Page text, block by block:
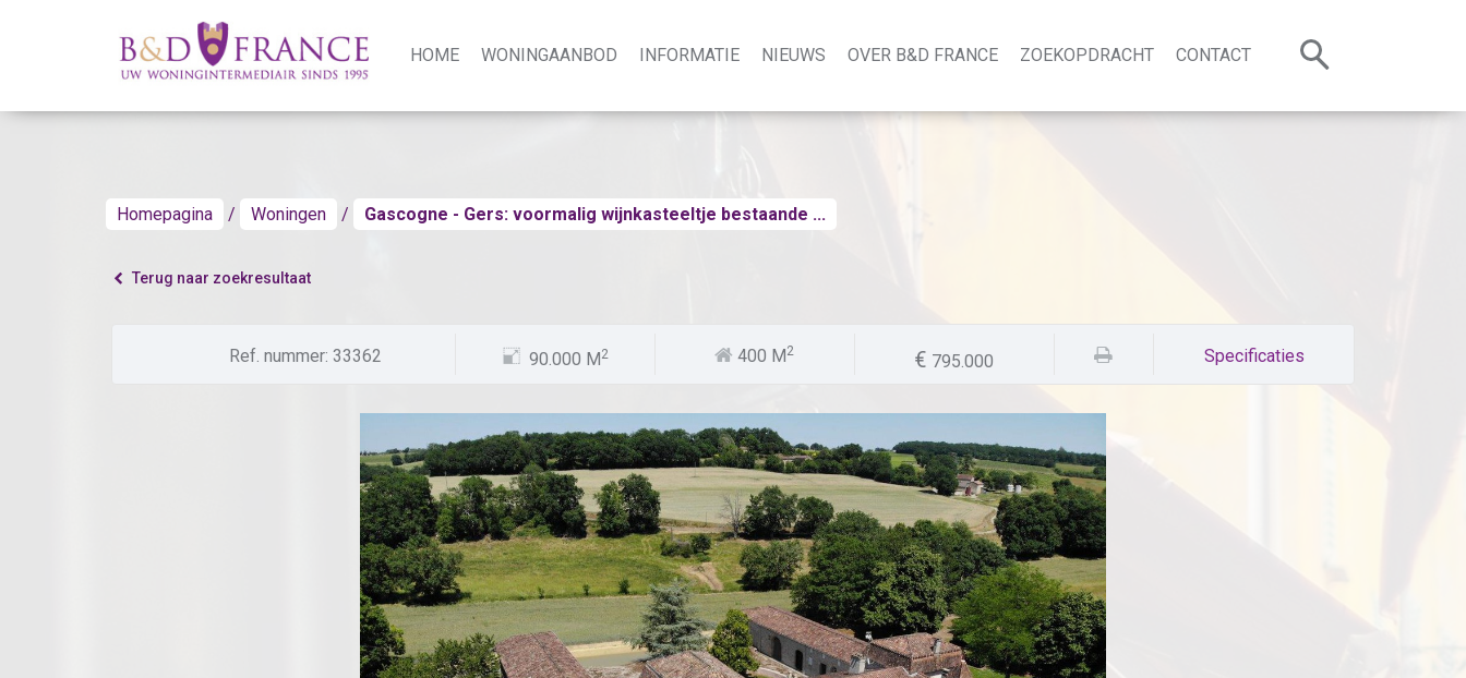
HOME WONINGAANBOD INFORMATIE NIEUWS OVER B&D FRANCE ZOEKOPDRACHT CONTACT
Homepagina Woningen Gascogne - Gers: voormalig wijnkasteeltje bestaande ...
Terug naar zoekresultaat
Ref. nummer: 33362 90.000 M2 400 M2 795.000 Specificaties
Prijs: 795.000
Referentie nummer: 33362
Type huis: Kasteel of landgoed
Gebied: Gascogne
Referentie nummer: 33362
Gebied:
Plaats: Omg. Lectoure - Eauze
Woonoppervlak: 400 m
Perceeloppervlak: 90.000 m
Bouwjaar: 1800
Bijzonderheden: